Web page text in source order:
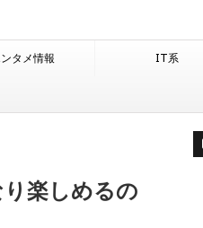
タメ情報 IT系
楽しめるの